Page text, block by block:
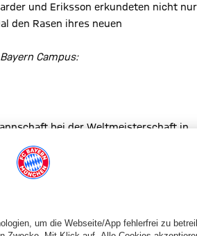
und Eriksson erkundeten nicht nur
den Rasen ihres neuen
Campus:
bei der Weltmeisterschaft in
Frauen nach München kommen.